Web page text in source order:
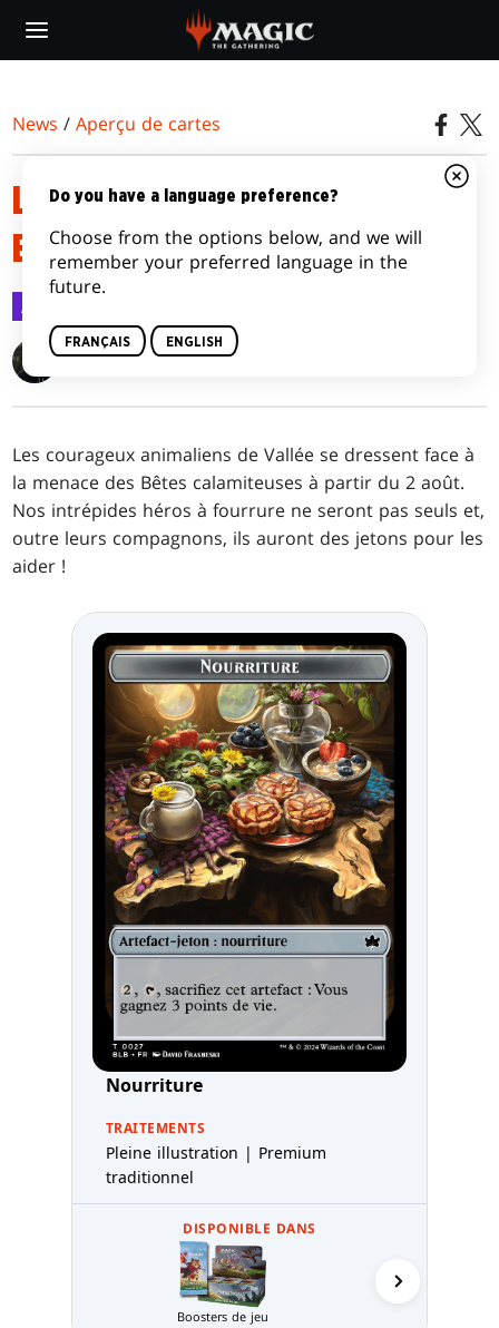
main
News /Aperçu de cartes
LES JETONS DE L'EXTENSION
BLOOMBURROW
Aperçu de cartes
Clayton Kroh
Les courageux animaliens de Vallée se dressent face à
la menace des Bêtes calamiteuses à partir du 2 août.
Nos intrépides héros à fourrure ne seront pas seuls et,
outre leurs compagnons, ils auront des jetons pour les
aider !
Nourriture
TRAITEMENTS
Pleine illustration | Premium
traditionnel
DISPONIBLE DANS
Boosters de jeu
Do you have a language preference?
Choose from the options below, and we will
remember your preferred language in the
future.
FRANÇAIS ENGLISH